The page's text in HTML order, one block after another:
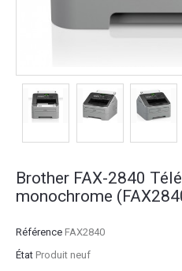
Brother FAX-2840
monochrome
Référence FAX2840
État Produit neuf